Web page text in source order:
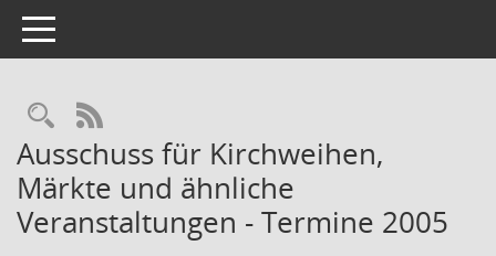
Toggle navigation
Rechercheauswahl
RSS-Feed
Ausschuss für Kirchweihen,
Märkte und ähnliche
Veranstaltungen - Termine 2005